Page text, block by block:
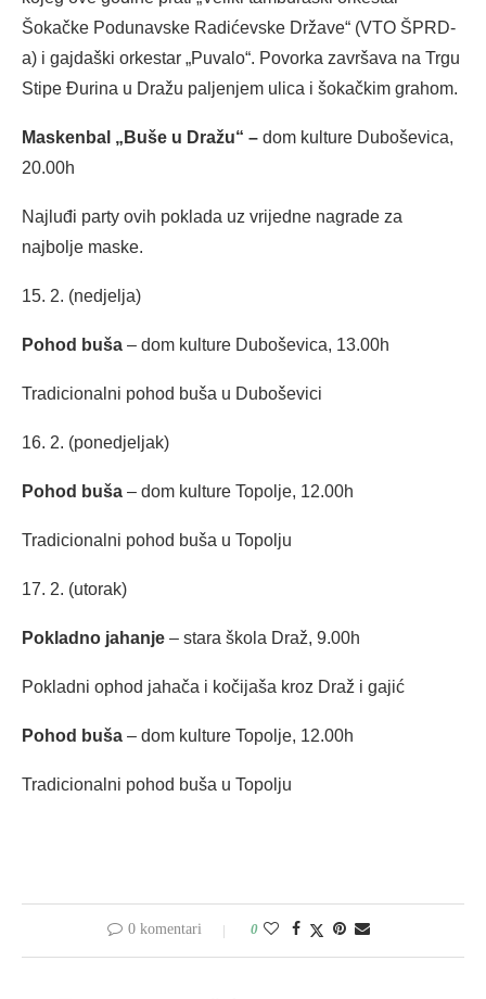
Šokačke Podunavske Radićevske Države“ (VTO ŠPRD-
a) i gajdaški orkestar „Puvalo“. Povorka završava na Trgu
Stipe Đurina u Dražu paljenjem ulica i šokačkim grahom.
Maskenbal „Buše u Dražu“ – dom kulture Duboševica,
20.00h
Najluđi party ovih poklada uz vrijedne nagrade za
najbolje maske.
15. 2. (nedjelja)
Pohod buša – dom kulture Duboševica, 13.00h
Tradicionalni pohod buša u Duboševici
16. 2. (ponedjeljak)
Pohod buša – dom kulture Topolje, 12.00h
Tradicionalni pohod buša u Topolju
17. 2. (utorak)
Pokladno jahanje – stara škola Draž, 9.00h
Pokladni ophod jahača i kočijaša kroz Draž i gajić
Pohod buša – dom kulture Topolje, 12.00h
Tradicionalni pohod buša u Topolju
0 komentari 0